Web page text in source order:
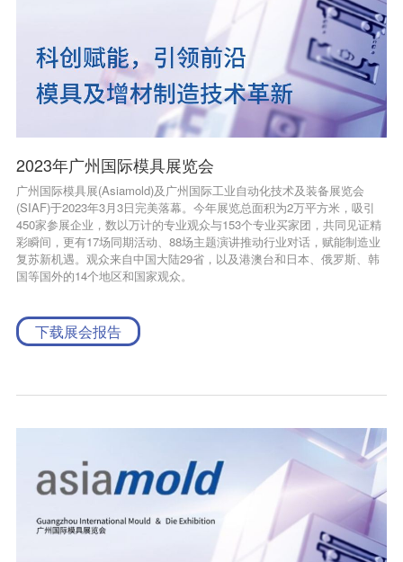
2023年广州国际模具展览会
广州国际模具展(Asiamold)及广州国际工业自动化技术及装备展览会
(SIAF)于2023年3月3日完美落幕。今年展览总面积为2万平方米，吸引
450家参展企业，数以万计的专业观众与153个专业买家团，共同见证精
彩瞬间，更有17场同期活动、88场主题演讲推动行业对话，赋能制造业
复苏新机遇。观众来自中国大陆29省，以及港澳台和日本、俄罗斯、韩
国等国外的14个地区和国家观众。
下载展会报告